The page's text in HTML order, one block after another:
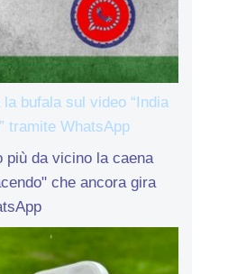
bufala sul video “India
tramite WhatsApp
più da vicino la caena
che ancora gira